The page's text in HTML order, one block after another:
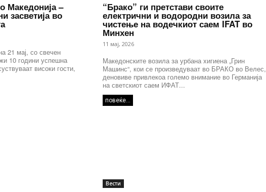
Македонија –
засветија во
21 мај, со свечен
10 години успешна
високи гости,
“Брако” ги претстави своите
електрични и водородни возила за
чистење на водечкиот саем IFAT во
Минхен
11 мај, 2026
Македонските возила за урбана хигиена „Грин
Машинс“, кои се произведуваат во БРАКО во Велес,
деновиве привлекоа големо внимание во Германија
на светскиот саем ИФАТ...
повеќе...
Вести